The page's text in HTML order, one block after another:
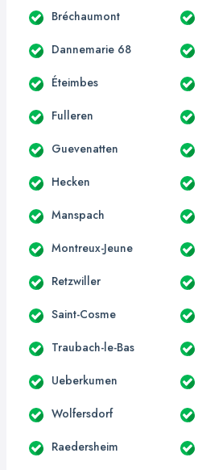
Bréchaumont
Dannemarie 68
Éteimbes
Fulleren
Guevenatten
Hecken
Manspach
Montreux-Jeune
Retzwiller
Saint-Cosme
Traubach-le-Bas
Ueberkumen
Wolfersdorf
Raedersheim